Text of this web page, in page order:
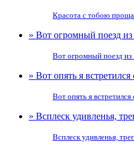
Красота с тобою
» Вот огромный поезд из
Вот огромный поезд из
» Вот опять я
Вот опять я
» Всплеск удивленья,
Всплеск удивленья,